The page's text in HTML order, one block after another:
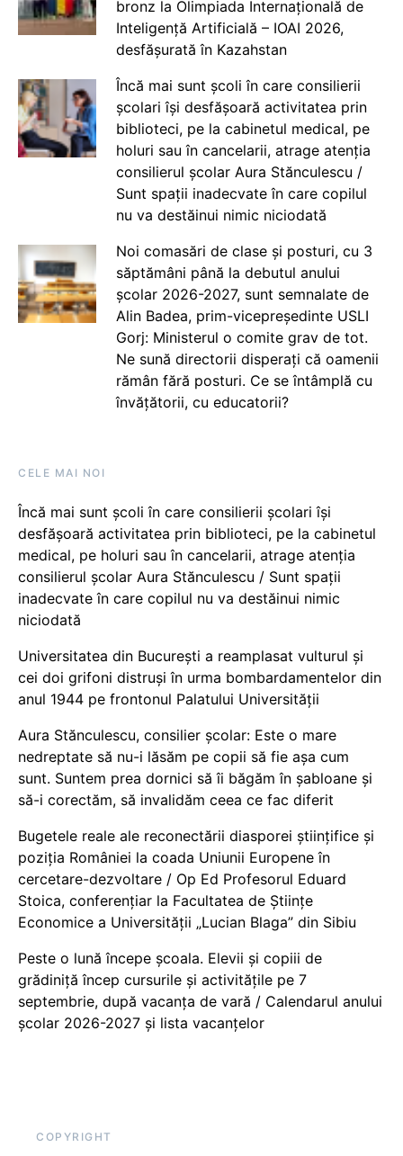
bronz la Olimpiada Internațională de
Inteligență Artificială – IOAI 2026,
desfășurată în Kazahstan
Încă mai sunt școli în care consilierii
școlari își desfășoară activitatea prin
biblioteci, pe la cabinetul medical, pe
holuri sau în cancelarii, atrage atenția
consilierul școlar Aura Stănculescu /
Sunt spații inadecvate în care copilul
nu va destăinui nimic niciodată
Noi comasări de clase și posturi, cu 3
săptămâni până la debutul anului
școlar 2026-2027, sunt semnalate de
Alin Badea, prim-vicepreședinte USLI
Gorj: Ministerul o comite grav de tot.
Ne sună directorii disperați că oamenii
rămân fără posturi. Ce se întâmplă cu
învățătorii, cu educatorii?
CELE MAI NOI
Încă mai sunt școli în care consilierii școlari își
desfășoară activitatea prin biblioteci, pe la cabinetul
medical, pe holuri sau în cancelarii, atrage atenția
consilierul școlar Aura Stănculescu / Sunt spații
inadecvate în care copilul nu va destăinui nimic
niciodată
Universitatea din București a reamplasat vulturul și
cei doi grifoni distruși în urma bombardamentelor din
anul 1944 pe frontonul Palatului Universității
Aura Stănculescu, consilier școlar: Este o mare
nedreptate să nu-i lăsăm pe copii să fie așa cum
sunt. Suntem prea dornici să îi băgăm în șabloane și
să-i corectăm, să invalidăm ceea ce fac diferit
Bugetele reale ale reconectării diasporei științifice și
poziția României la coada Uniunii Europene în
cercetare-dezvoltare / Op Ed Profesorul Eduard
Stoica, conferențiar la Facultatea de Științe
Economice a Universității „Lucian Blaga” din Sibiu
Peste o lună începe școala. Elevii și copiii de
grădiniță încep cursurile și activitățile pe 7
septembrie, după vacanța de vară / Calendarul anului
școlar 2026-2027 și lista vacanțelor
COPYRIGHT